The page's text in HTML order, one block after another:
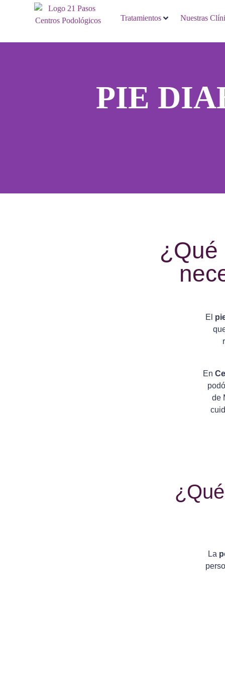
Tratamientos Nuestras
PIE
¿Qué
El
En
de
La